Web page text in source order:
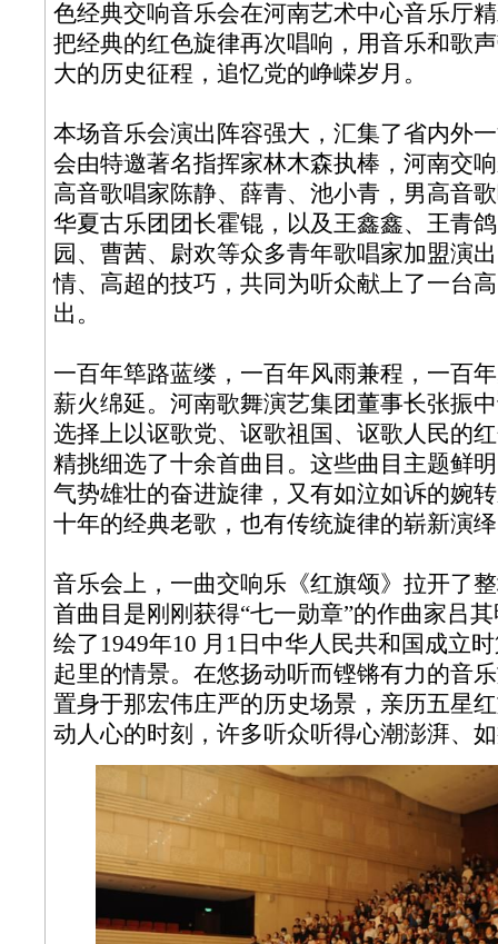
色经典交响音乐会在河南艺术中心音乐厅
把经典的红色旋律再次唱响，用音乐和歌
大的历史征程，追忆党的峥嵘岁月。
本场音乐会演出阵容强大，汇集了省内外
会由特邀著名指挥家林木森执棒，河南交
高音歌唱家陈静、薛青、池小青，男高音
华夏古乐团团长霍锟，以及王鑫鑫、王青
园、曹茜、尉欢等众多青年歌唱家加盟演
情、高超的技巧，共同为听众献上了一台
出。
一百年筚路蓝缕，一百年风雨兼程，一百
薪火绵延。河南歌舞演艺集团董事长张振
选择上以讴歌党、讴歌祖国、讴歌人民的
精挑细选了十余首曲目。这些曲目主题鲜
气势雄壮的奋进旋律，又有如泣如诉的婉
十年的经典老歌，也有传统旋律的崭新演
音乐会上，一曲交响乐《红旗颂》拉开了
首曲目是刚刚获得“七一勋章”的作曲家吕
绘了1949年10 月1日中华人民共和国成立
起里的情景。在悠扬动听而铿锵有力的音
置身于那宏伟庄严的历史场景，亲历五星
动人心的时刻，许多听众听得心潮澎湃、